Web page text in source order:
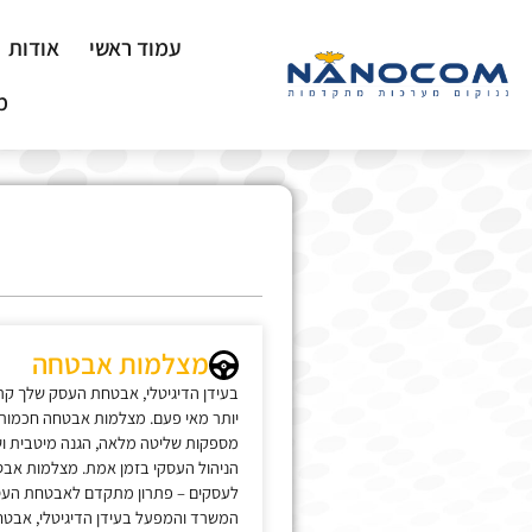
עמוד ראשי
אודות
מצלמות אבטחה
בעידן הדיגיטלי, אבטחת העסק שלך
יותר מאי פעם. מצלמות אבטחה
מספקות שליטה מלאה, הגנה מיטבית
הניהול העסקי בזמן אמת. מצלמות
לעסקים – פתרון מתקדם לאבטחת
המשרד והמפעל בעידן הדיגיטלי,